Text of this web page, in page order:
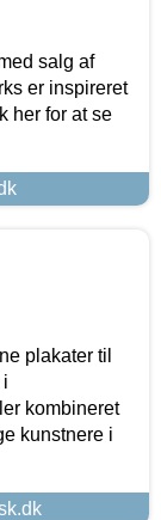
salg af
er inspireret
her for at se
plakater til
kombineret
kunstnere i